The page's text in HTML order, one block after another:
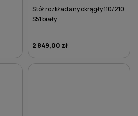
Stół rozkładany okrągły 110/210
S51 biały
2 849,00 zł